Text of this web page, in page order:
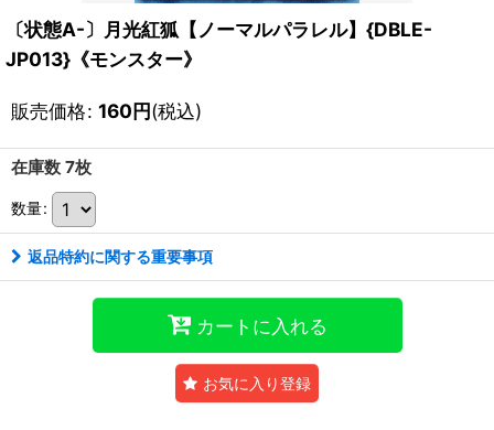
〔状態A-〕月光紅狐【ノーマルパラレル】{DBLE-
JP013}《モンスター》
販売価格: 160円(税込)
在庫数 7枚
数量:
返品特約に関する重要事項
カートに入れる
お気に入り登録